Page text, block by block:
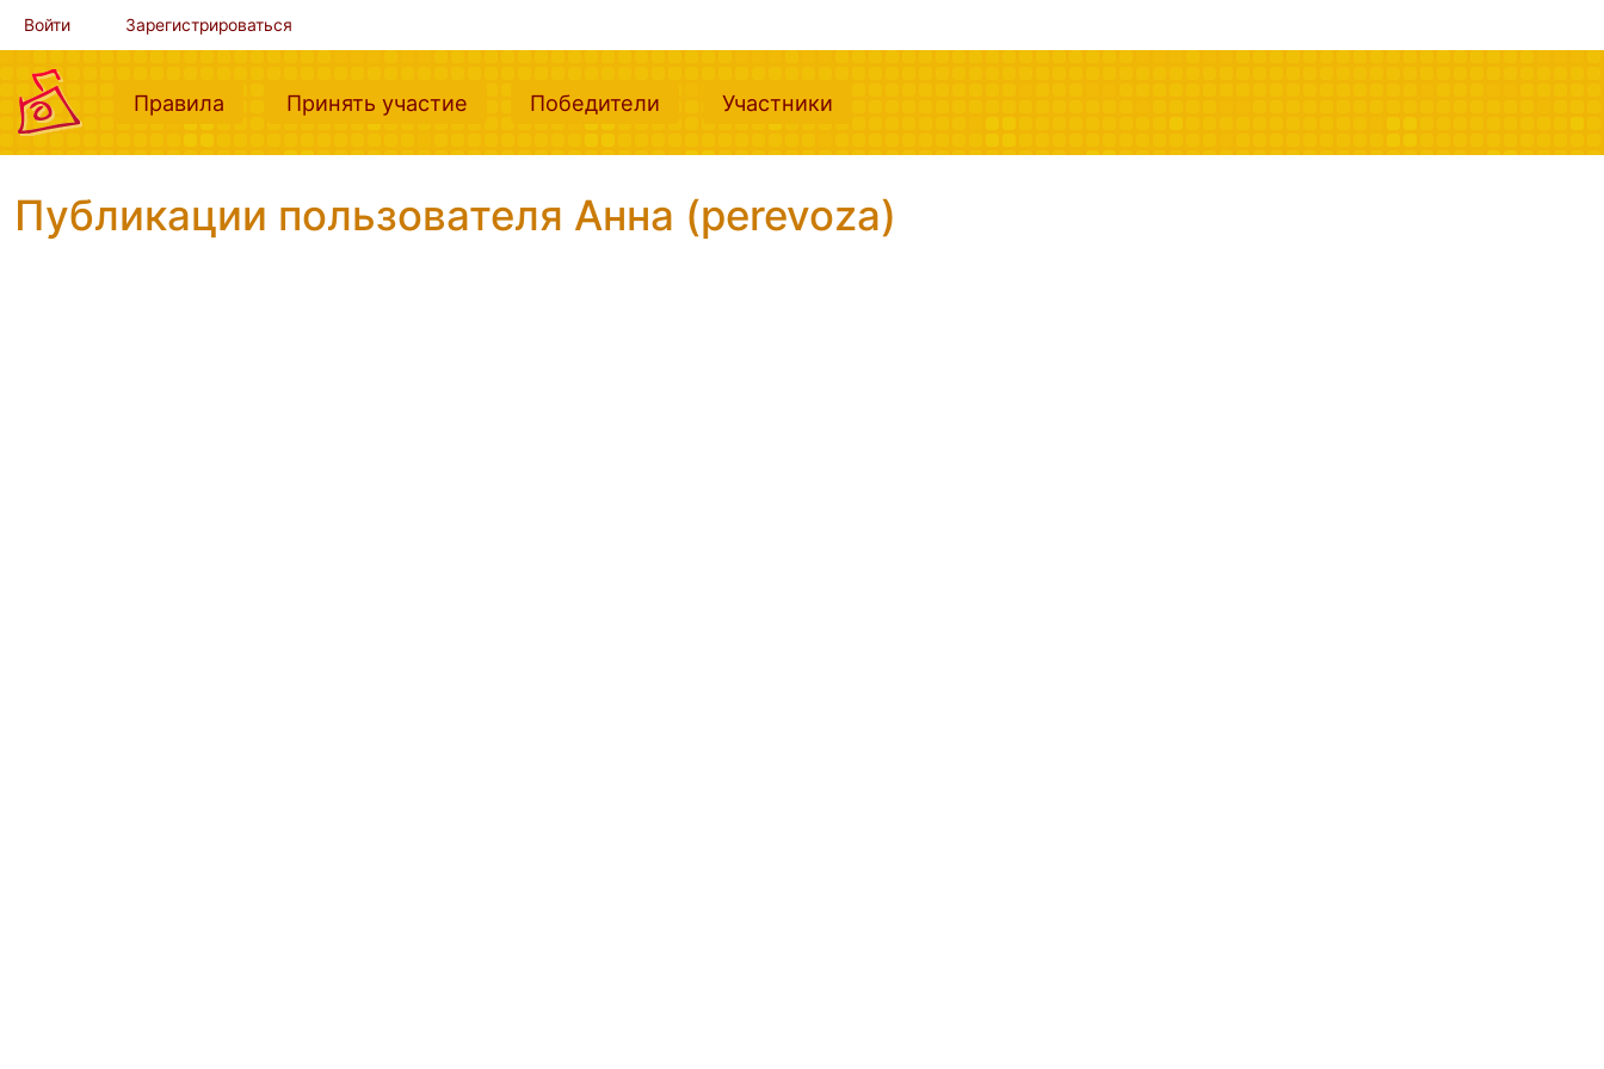
Войти Зарегистрироваться
Правила (current)Принять участие (current)Победители (current)Участники
Публикации пользователя Анна (perevoza)